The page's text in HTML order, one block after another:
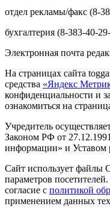
отдел рекламы/факс (8-
бухгалтерия (8-383-40-
Электронная почта
На страницах сайта
средства «Яндекс
конфиденциальности и
ознакомиться на
Учредитель
Законом РФ от
информации» и Уставом
Сайт использует файлы
параметров
согласие с политикой
применением данных